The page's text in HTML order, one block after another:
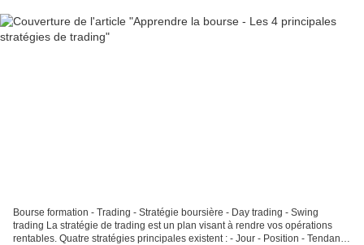
Bourse formation - Trading - Stratégie boursière - Day trading - Swing
trading La stratégie de trading est un plan visant à rendre vos opérations
rentables. Quatre stratégies principales existent : - Jour - Position - Tendance